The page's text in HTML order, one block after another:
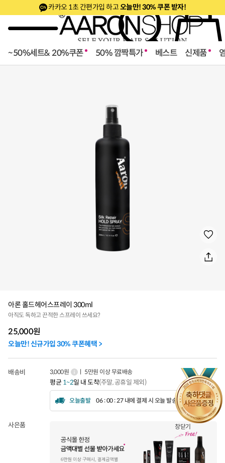
카카오 1초 간편가입 하고오늘만! 30% 쿠폰 받자!
~50%세트& 20%쿠폰 50% 깜짝특가 베스트 신제품
창닫기
아론 홀드헤어스프레이 300ml
아직도 독하고 끈적한 스프레이 쓰세요?
25,000원
오늘만! 신규가입 30% 쿠폰혜택 >
배송비 3,000원 ㅣ 5만원 이상 무료배송
평균1~2일 내 도착(주말, 공휴일 제외)
오늘출발 06 : 00 : 24 내에 결제 시 오늘 발송됩니다.
사은품